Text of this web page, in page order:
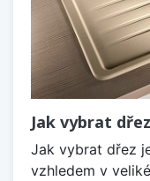
Jak vybrat
Jak vybrat dřez
vzhledem v